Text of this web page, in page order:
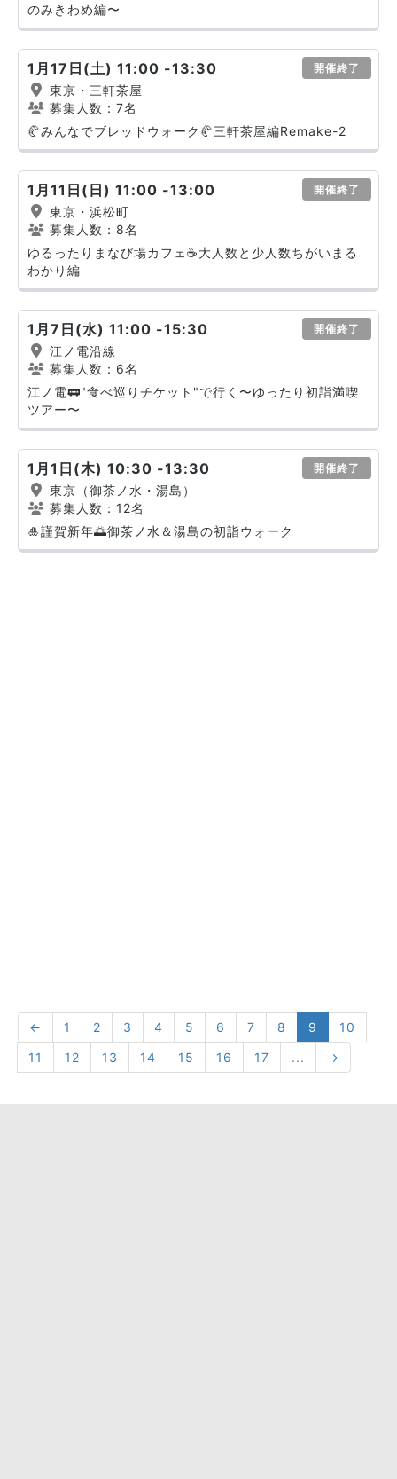
のみきわめ編〜
1月17日(土) 11:00 -13:30 開催終了
東京・三軒茶屋
募集人数：7名
🥐みんなでブレッドウォーク🥐三軒茶屋編Remake-2
1月11日(日) 11:00 -13:00 開催終了
東京・浜松町
募集人数：8名
ゆるったりまなび場カフェ☕️大人数と少人数ちがいまる
わかり編
1月7日(水) 11:00 -15:30 開催終了
江ノ電沿線
募集人数：6名
江ノ電🚃"食べ巡りチケット"で行く〜ゆったり初詣満喫
ツアー〜
1月1日(木) 10:30 -13:30 開催終了
東京（御茶ノ水・湯島）
募集人数：12名
🎍謹賀新年🌅御茶ノ水＆湯島の初詣ウォーク
← 1 2 3 4 5 6 7 8 9
10
11
12 13 14 15 16 17 ... →